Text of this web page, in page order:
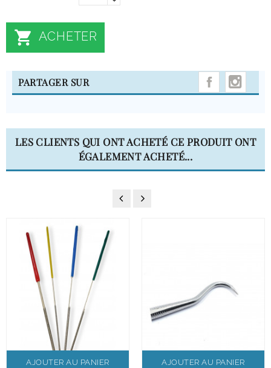
 ACHETER
PARTAGER SUR
LES CLIENTS QUI ONT ACHETÉ CE PRODUIT ONT
ÉGALEMENT ACHETÉ...
AJOUTER AU PANIER AJOUTER AU PANIER